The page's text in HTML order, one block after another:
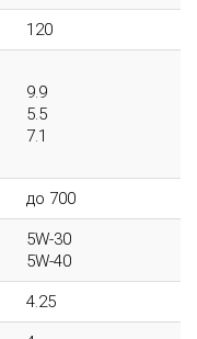
120
9.9
5.5
7.1
до 700
5W-30
5W-40
4.25